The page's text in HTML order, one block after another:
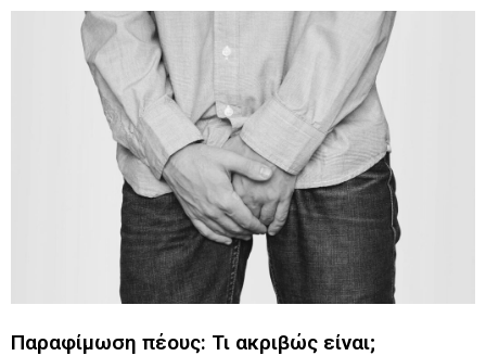
Παραφίμωση πέους: Τι ακριβώς είναι;